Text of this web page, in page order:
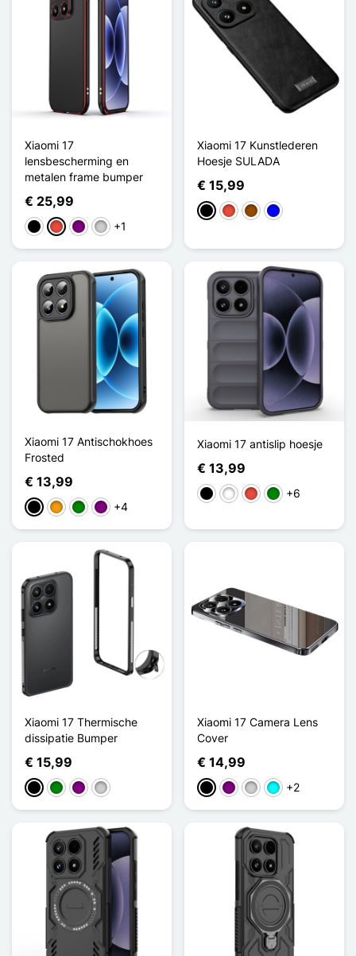
Xiaomi 17
lensbescherming en
metalen frame bumper
€ 25,99
ZwartRoodPurperZilver
+1
Xiaomi 17 Kunstlederen
Hoesje SULADA
€ 15,99
ZwartRoodBruinBlauw
Xiaomi 17 Antischokhoes
Frosted
€ 13,99
ZwartOranjeGroenPurper
+4
Xiaomi 17 antislip hoesje
€ 13,99
ZwartWit RoodGroen
+6
Xiaomi 17 Thermische
dissipatie Bumper
€ 15,99
ZwartGroenPurperZilver
Xiaomi 17 Camera Lens
Cover
€ 14,99
ZwartPurperZilverCyaan
+2